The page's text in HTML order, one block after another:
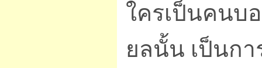
ใครเป็นคนบ
ยลนั้น เป็นก